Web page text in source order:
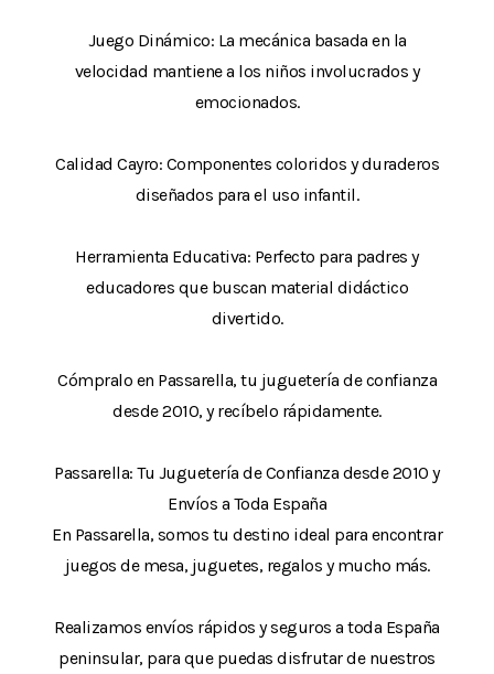
Juego Dinámico: La mecánica basada en la
velocidad mantiene a los niños involucrados y
emocionados.
Calidad Cayro: Componentes coloridos y duraderos
diseñados para el uso infantil.
Herramienta Educativa: Perfecto para padres y
educadores que buscan material didáctico
divertido.
Cómpralo en Passarella, tu juguetería de confianza
desde 2010, y recíbelo rápidamente.
Passarella: Tu Juguetería de Confianza desde 2010 y
Envíos a Toda España
En Passarella, somos tu destino ideal para encontrar
juegos de mesa, juguetes, regalos y mucho más.
Realizamos envíos rápidos y seguros a toda España
peninsular, para que puedas disfrutar de nuestros